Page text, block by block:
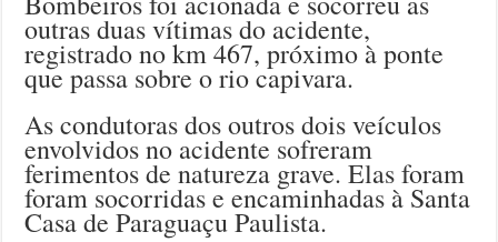
outras duas vítimas do acidente,
registrado no km 467, próximo à ponte
que passa sobre o rio capivara.
As condutoras dos outros dois veículos
envolvidos no acidente sofreram
ferimentos de natureza grave. Elas foram
foram socorridas e encaminhadas à Santa
Casa de Paraguaçu Paulista.